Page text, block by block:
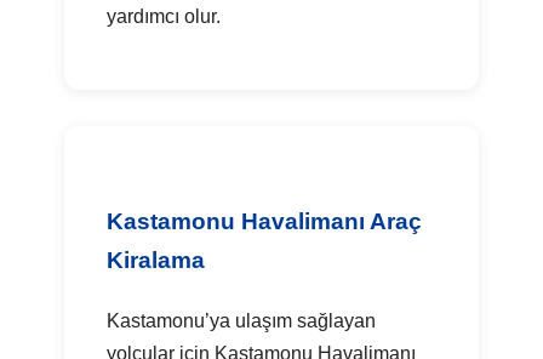
yardımcı olur.
Kastamonu Havalimanı Araç
Kiralama
Kastamonu’ya ulaşım sağlayan
yolcular için Kastamonu Havalimanı